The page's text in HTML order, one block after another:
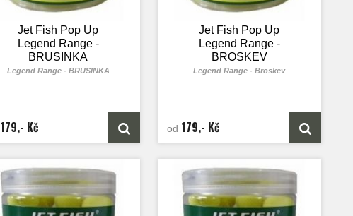
Jet Fish Pop Up
Legend Range -
BRUSINKA
Legend Range - BRUSINKA
179,- Kč
Jet Fish Pop Up
Legend Range -
BROSKEV
Legend Range - Broskev
od 179,- Kč